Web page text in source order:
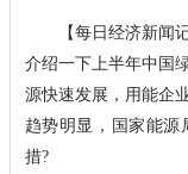
【每日经济新闻记
介绍一下上半年中国
源快速发展，用能企
趋势明显，国家能源
措?